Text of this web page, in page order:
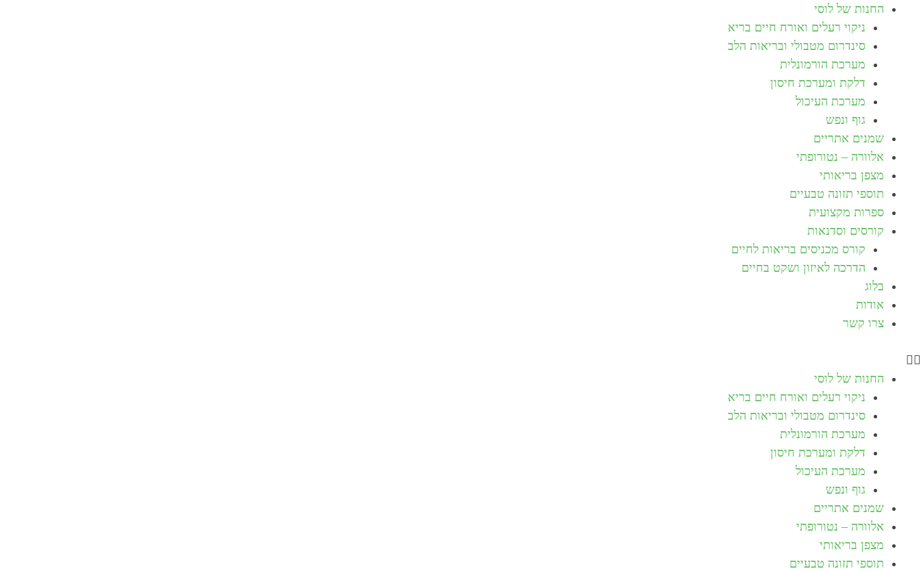
החנות של לוסי
ניקוי רעלים ואורח חיים בריא
סינדרום מטבולי ובריאות הלב
מערכת הורמונלית
דלקת ומערכת חיסון
מערכת העיכול
גוף ונפש
שמנים אתריים
אלוורה – נטורופתי
מצפן בריאותי
תוספי תזונה טבעיים
ספרות מקצועית
קורסים וסדנאות
קורס מכניסים בריאות לחיים
הדרכה לאיזון ושקט בחיים
בלוג
אודות
צרו קשר
החנות של לוסי
ניקוי רעלים ואורח חיים בריא
סינדרום מטבולי ובריאות הלב
מערכת הורמונלית
דלקת ומערכת חיסון
מערכת העיכול
גוף ונפש
שמנים אתריים
אלוורה – נטורופתי
מצפן בריאותי
תוספי תזונה טבעיים